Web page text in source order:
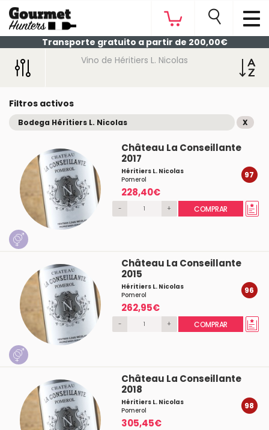
Transporte gratuito a partir de 200,00€
Vino de Héritiers L. Nicolas
Filtros activos
Bodega Héritiers L. Nicolas X
Château La Conseillante
2017
Héritiers L. Nicolas
Pomerol
228,40€
97
- + COMPRAR
Château La Conseillante
2015
Héritiers L. Nicolas
Pomerol
262,95€
96
- + COMPRAR
Château La Conseillante
2018
Héritiers L. Nicolas
Pomerol
305,45€
98